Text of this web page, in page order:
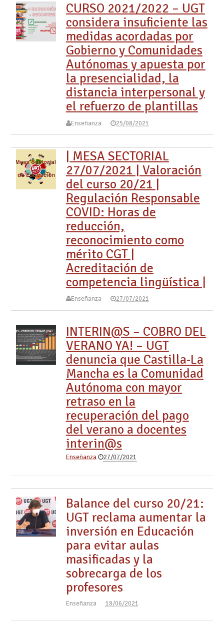
CURSO 2021/2022 – UGT
considera insuficiente las
medidas acordadas por
Gobierno y Comunidades
Autónomas y apuesta por
la presencialidad, la
distancia interpersonal y
el refuerzo de plantillas
Enseñanza 25/08/2021
| MESA SECTORIAL
27/07/2021 | Valoración
del curso 20/21 |
Regulación Responsable
COVID: Horas de
reducción,
reconocimiento como
mérito CGT |
Acreditación de
competencia lingüística |
Enseñanza 27/07/2021
INTERIN@S – COBRO DEL
VERANO YA! – UGT
denuncia que Castilla-La
Mancha es la Comunidad
Autónoma con mayor
retraso en la
recuperación del pago
del verano a docentes
interin@s
Enseñanza 27/07/2021
Balance del curso 20/21:
UGT reclama aumentar la
inversión en Educación
para evitar aulas
masificadas y la
sobrecarga de los
profesores
Enseñanza 18/06/2021